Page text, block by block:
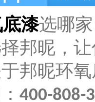
漆选哪
邦昵，
邦昵环
400-808-